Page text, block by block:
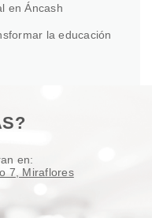
en Áncash
la educación
en:
7, Miraflores